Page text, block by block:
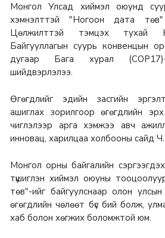
Монгол Улсад хиймэл оюунд
хэмнэлттэй "Ногоон дата төв"
Цөлжилттэй тэмцэх тухай
Байгууллагын суурь конвенцын
дугаар Бага хурал (СОР17)-
шийдвэрлэлээ.
Өгөгдлийг эдийн засгийн
ашиглах зорилгоор өгөгдлийн эрх
чиглэлээр арга хэмжээ авч
инновац, харилцаа холбооны сайд
Монгол орны байгалийн
түшиглэн хиймэл оюуны
төв"-ийг байгуулснаар олон
өгөгдлийн чөлөөт бүс бий болж,
хаб болон хөгжих боломжтой юм.